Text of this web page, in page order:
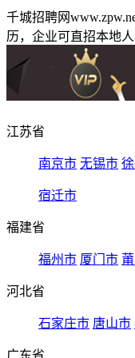
千城招聘网
历，企业可直招本地
江苏省
南京市 无锡市
宿迁市
福建省
福州市 厦门市
河北省
石家庄市 唐山市
广东省